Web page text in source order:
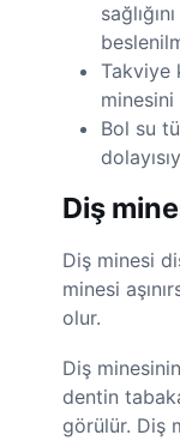
Takviye
Bol su
Diş
Diş minesi
minesi
olur.
Diş
dentin
görülür. Diş